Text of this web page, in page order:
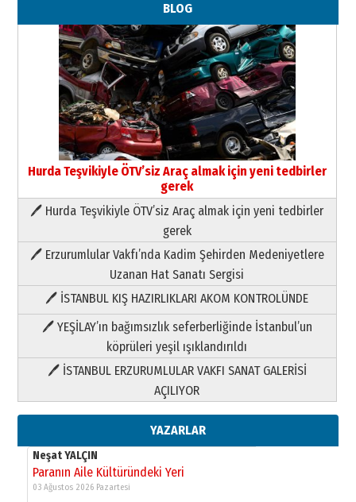
BLOG
Hurda Teşvikiyle ÖTV’siz Araç almak için yeni tedbirler
gerek
🖊 Hurda Teşvikiyle ÖTV’siz Araç almak için yeni tedbirler
gerek
🖊 Erzurumlular Vakfı’nda Kadim Şehirden Medeniyetlere
Uzanan Hat Sanatı Sergisi
🖊 İSTANBUL KIŞ HAZIRLIKLARI AKOM KONTROLÜNDE
🖊 YEŞİLAY’ın bağımsızlık seferberliğinde İstanbul’un
köprüleri yeşil ışıklandırıldı
🖊 İSTANBUL ERZURUMLULAR VAKFI SANAT GALERİSİ
AÇILIYOR
YAZARLAR
Paranın Aile Kültüründeki Yeri
03 Ağustos 2026 Pazartesi
Yıldırım Gündoğdu
HAVVA’NIN ÜÇ KIZI
09 Temmuz 2026 Perşembe
Yusuf POLAT
Şampiyonluk Sebahattin Şirin’e
yazar
11 Mayıs 2026 Pazartesi
Neşat YALÇIN
Paranın Aile Kültüründeki Yeri
03 Ağustos 2026 Pazartesi